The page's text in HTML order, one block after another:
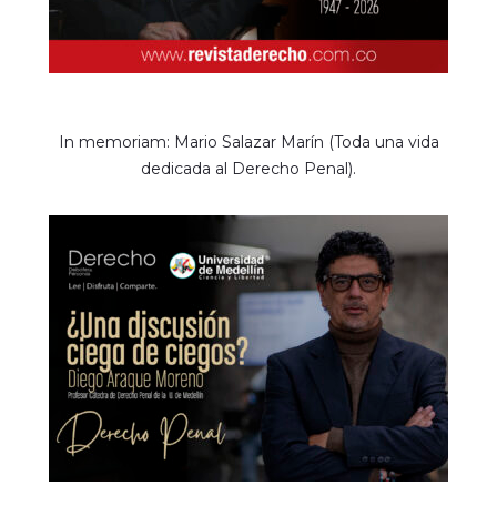
In memoriam: Mario Salazar Marín (Toda una vida
dedicada al Derecho Penal).